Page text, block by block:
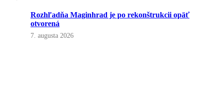
Rozhľadňa Maginhrad je po rekonštrukcii opäť
otvorená
7. augusta 2026